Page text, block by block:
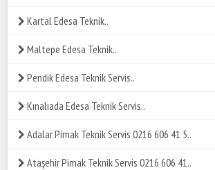
Kartal Edesa Teknik..
Maltepe Edesa Teknik..
Pendik Edesa Teknik Servis..
Kınalıada Edesa Teknik Servis..
Adalar Pimak Teknik Servis 0216 606 41 5..
Ataşehir Pimak Teknik Servis 0216 606 41..